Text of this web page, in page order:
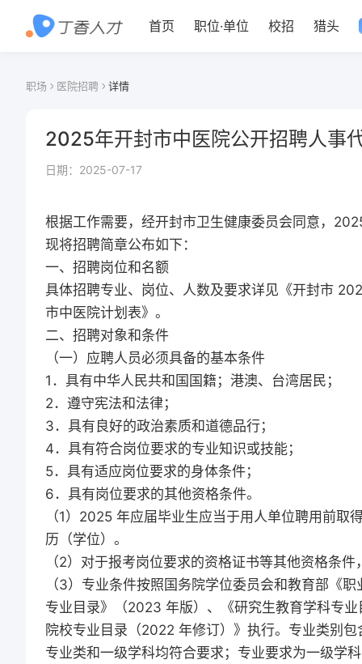
首页 职位·单位 校招 猎头
职场 医院招聘 详情
2025年开封市中医院公开招聘人事
日期： 2025-07-17
根据工作需要，经开封市卫生健康委员会同意，
现将招聘简章公布如下：
一、招聘岗位和名额
具体招聘专业、岗位、人数及要求详见《开封市
市中医院计划表》。
二、招聘对象和条件
（一）应聘人员必须具备的基本条件
1．具有中华人民共和国国籍；港澳、台湾居民；
2．遵守宪法和法律；
3．具有良好的政治素质和道德品行；
4．具有符合岗位要求的专业知识或技能；
5．具有适应岗位要求的身体条件；
6．具有岗位要求的其他资格条件。
（1）2025 年应届毕业生应当于用人单位聘用前
历（学位）。
（2）对于报考岗位要求的资格证书等其他资格条
（3）专业条件按照国务院学位委员会和教育部《
专业目录》（2023 年版）、《研究生教育学科专
院校专业目录（2022 年修订）》执行。专业类别
专业类和一级学科均符合要求；专业要求为一级学